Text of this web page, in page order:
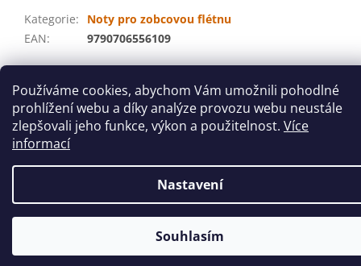
Používáme cookies, abychom Vám umožnili pohodlné
prohlížení webu a díky analýze provozu webu neustále
zlepšovali jeho funkce, výkon a použitelnost. Více
informací
Nastavení
Souhlasím
Kategorie:
Noty pro zobcovou flétnu
EAN: 9790706556109
Vytvořil Shoptet
Copyright 2026houslovyklic.cz. Všechna práva vyhrazena.